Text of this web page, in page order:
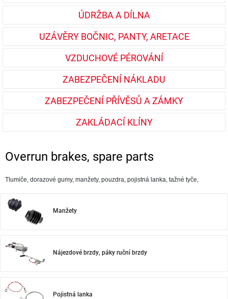
ÚDRŽBA A DÍLNA
UZÁVĚRY BOČNIC, PANTY, ARETACE
VZDUCHOVÉ PÉROVÁNÍ
ZABEZPEČENÍ NÁKLADU
ZABEZPEČENÍ PŘÍVĚSŮ A ZÁMKY
ZAKLÁDACÍ KLÍNY
Overrun brakes, spare parts
Tlumiče, dorazové gumy, manžety, pouzdra, pojistná lanka, tažné tyče,
Manžety
Nájezdové brzdy, páky ruční brzdy
Pojistná lanka